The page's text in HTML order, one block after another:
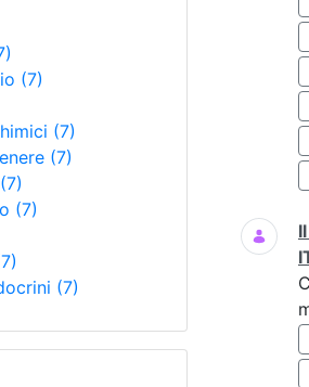
(7)
(7)
(7)
(7)
(7)
(7)